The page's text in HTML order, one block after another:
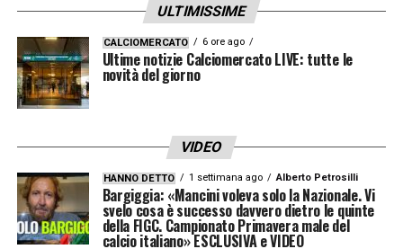
ULTIMISSIME
CALCIOMERCATO 6 ore ago
Ultime notizie Calciomercato LIVE: tutte le
novità del giorno
VIDEO
HANNO DETTO 1 settimana ago Alberto Petrosilli
Bargiggia: «Mancini voleva solo la Nazionale. Vi
svelo cosa è successo davvero dietro le quinte
della FIGC. Campionato Primavera male del
calcio italiano» ESCLUSIVA e VIDEO